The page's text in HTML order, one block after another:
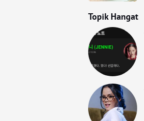
Topik Hangat